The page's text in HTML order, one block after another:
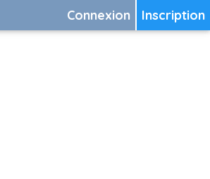
Inscription
Connexion